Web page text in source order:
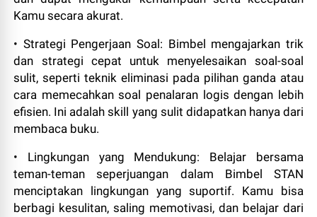
Kamu secara akurat.
• Strategi Pengerjaan Soal: Bimbel mengajarkan trik
dan strategi cepat untuk menyelesaikan soal-soal
sulit, seperti teknik eliminasi pada pilihan ganda atau
cara memecahkan soal penalaran logis dengan lebih
efisien. Ini adalah skill yang sulit didapatkan hanya dari
membaca buku.
• Lingkungan yang Mendukung: Belajar bersama
teman-teman seperjuangan dalam Bimbel STAN
menciptakan lingkungan yang suportif. Kamu bisa
berbagi kesulitan, saling memotivasi, dan belajar dari